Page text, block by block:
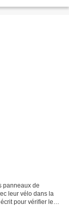
panneaux de
leur vélo dans la
pour vérifier leur